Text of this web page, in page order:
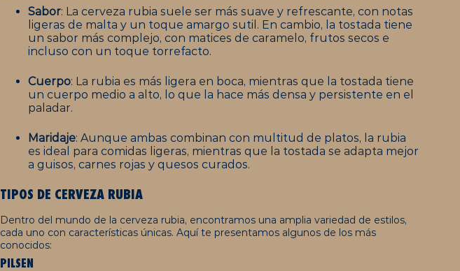
Sabor: La cerveza rubia suele ser más suave y refrescante, con notas
ligeras de malta y un toque amargo sutil. En cambio, la tostada tiene
un sabor más complejo, con matices de caramelo, frutos secos e
incluso con un toque torrefacto.
Cuerpo: La rubia es más ligera en boca, mientras que la tostada tiene
un cuerpo medio a alto, lo que la hace más densa y persistente en el
paladar.
Maridaje: Aunque ambas combinan con multitud de platos, la rubia
es ideal para comidas ligeras, mientras que la tostada se adapta mejor
a guisos, carnes rojas y quesos curados.
TIPOS DE CERVEZA RUBIA
Dentro del mundo de la cerveza rubia, encontramos una amplia variedad de estilos,
cada uno con características únicas. Aquí te presentamos algunos de los más
conocidos:
PILSEN